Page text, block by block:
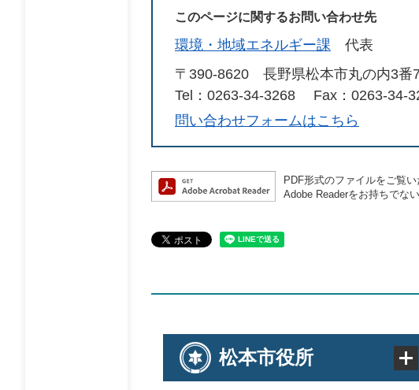
このページに関するお問い合わせ先
環境・地域エネルギー課
代表
〒390-8620
長野県松本市丸の内3番
Tel：0263-34-3268
Fax：0263-34-
問い合わせフォームはこちら
PDF形式のファイルをご覧
Adobe Readerをお持ちでな
松本市役所